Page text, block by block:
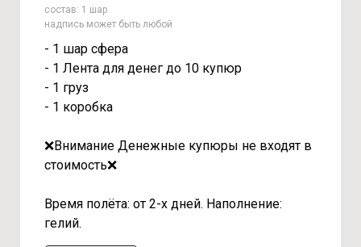
состав: 1 шар
надпись может быть любой
- 1 шар сфера
- 1 Лента для денег до 10 купюр
- 1 груз
- 1 коробка
❌Внимание Денежные купюры не входят в
стоимость❌
Время полёта: от 2-х дней. Наполнение:
гелий.